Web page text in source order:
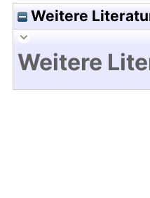
Weitere
Weitere